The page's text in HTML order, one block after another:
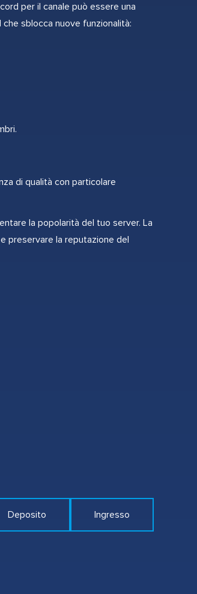
per il canale può essere una
sblocca nuove funzionalità:
di qualità con particolare
la popolarità del tuo server. La
preservare la reputazione del
Deposito
Ingresso